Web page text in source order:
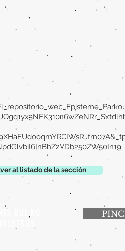
al listado de la sección
QUE NO